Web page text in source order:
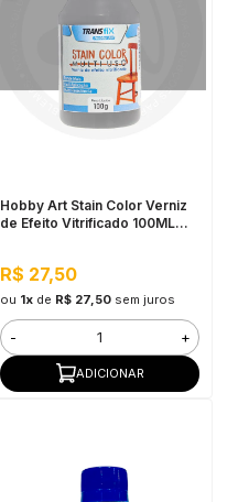
Hobby Art Stain Color Verniz
de Efeito Vitrificado 100ML
R$ 27,50
ou 1xde R$ 27,50 sem juros
- +
ADICIONAR